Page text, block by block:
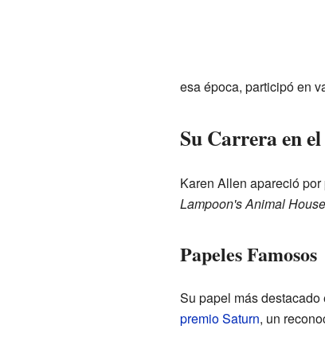
esa época, participó en
Su Carrera en
Karen Allen apareció
Lampoon's Animal House
Papeles Famosos
Su papel más
premio Saturn, un